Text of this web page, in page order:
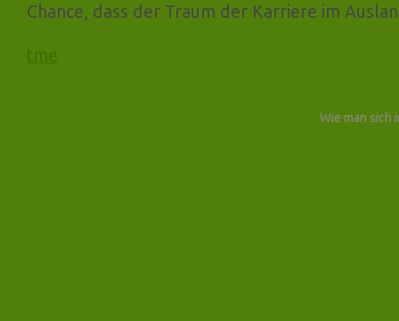
Chance, dass der Traum der Karriere im
tme
Wie man sich